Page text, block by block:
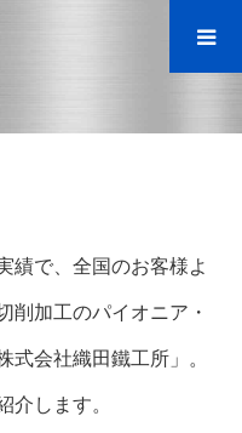
績で、全国のお客様よ
削加工のパイオニア・
式会社織田鐵工所」。
介します。